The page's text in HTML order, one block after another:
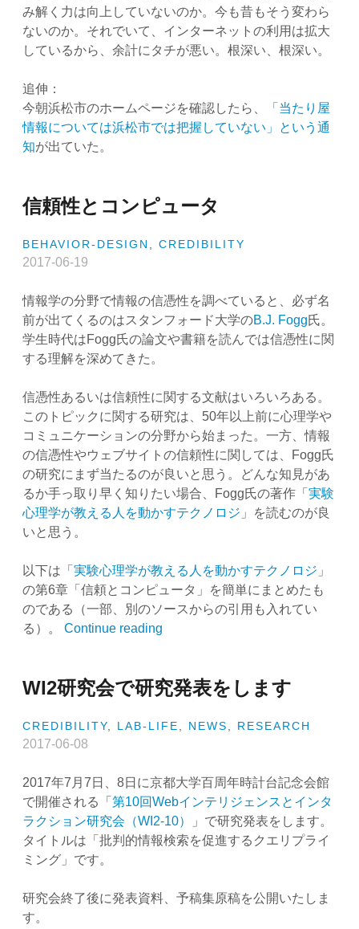
み解く力は向上していないのか。今も昔もそう変わら
ないのか。それでいて、インターネットの利用は拡大
しているから、余計にタチが悪い。根深い、根深い。
追伸：
今朝浜松市のホームページを確認したら、
「当たり屋
情報については浜松市では把握していない」という通
知が出ていた。
信頼性とコンピュータ
BEHAVIOR-DESIGN ,CREDIBILITY
2017-06-19
情報学の分野で情報の信憑性を調べていると、必ず名
前が出てくるのはスタンフォード大学のB.J. Fogg氏。
学生時代はFogg氏の論文や書籍を読んでは信憑性に関
する理解を深めてきた。
信憑性あるいは信頼性に関する文献はいろいろある。
このトピックに関する研究は、50年以上前に心理学や
コミュニケーションの分野から始まった。一方、情報
の信憑性やウェブサイトの信頼性に関しては、Fogg氏
の研究にまず当たるのが良いと思う。どんな知見があ
るか手っ取り早く知りたい場合、Fogg氏の著作「実験
心理学が教える人を動かすテクノロジ 」を読むのが良
いと思う。
以下は「実験心理学が教える人を動かすテクノロジ 」
の第6章「信頼とコンピュータ」を簡単にまとめたも
のである（一部、別のソースからの引用も入れてい
る）。Continue reading
と
ン
ー
タ”
WI2研究会で研究発表をします
CREDIBILITY LAB-LIFE NEWS RESEARCH
2017-06-08
2017年7月7日、8日に京都大学百周年時計台記念会館
で開催される「第10回Webインテリジェンスとインタ
ラクション研究会（WI2-10）
」で研究発表をします。
タイトルは「批判的情報検索を促進するクエリプライ
ミング」です。
研究会終了後に発表資料、予稿集原稿を公開いたしま
す。